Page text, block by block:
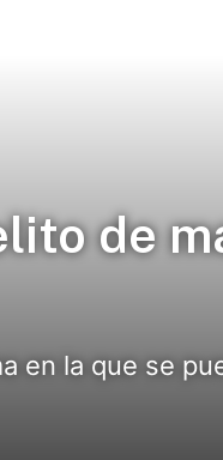
de
en la que se